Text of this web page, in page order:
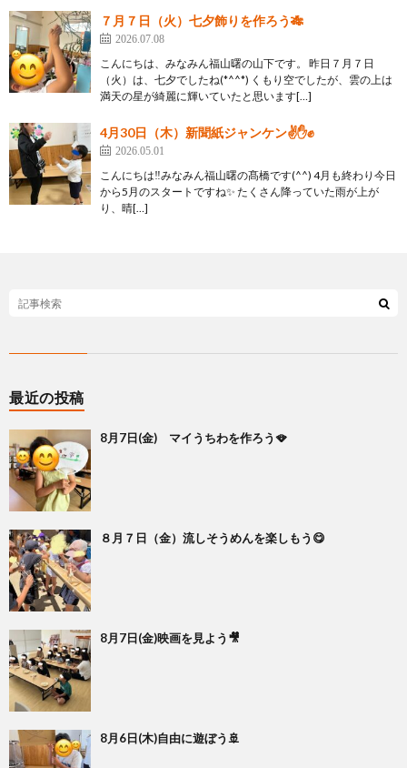
７月７日（火）七夕飾りを作ろう🎋
2026.07.08
こんにちは、みなみん福山曙の山下です。 昨日７月７日
（火）は、七夕でしたね(*^^*) くもり空でしたが、雲の上は
満天の星が綺麗に輝いていたと思います[…]
4月30日（木）新聞紙ジャンケン✌✋✊
2026.05.01
こんにちは‼みなみん福山曙の髙橋です(^^) 4月も終わり今日
から5月のスタートですね✨ たくさん降っていた雨が上が
り、晴[…]
最近の投稿
8月7日(金) マイうちわを作ろう🪭
８月７日（金）流しそうめんを楽しもう😋
8月7日(金)映画を見よう🎥
8月6日(木)自由に遊ぼう🚢